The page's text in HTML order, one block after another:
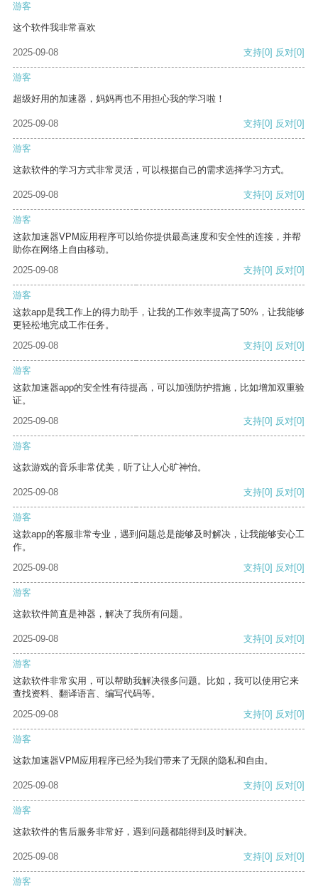
游客
这个软件我非常喜欢
2025-09-08 支持[0] 反对[0]
游客
超级好用的加速器，妈妈再也不用担心我的学习啦！
2025-09-08 支持[0] 反对[0]
游客
这款软件的学习方式非常灵活，可以根据自己的需求选择学习方式。
2025-09-08 支持[0] 反对[0]
游客
这款加速器VPM应用程序可以给你提供最高速度和安全性的连接，并帮
助你在网络上自由移动。
2025-09-08
支持[0] 反对[0]
游客
这款app是我工作上的得力助手，让我的工作效率提高了50%，让我能够
更轻松地完成工作任务。
2025-09-08
支持[0] 反对[0]
游客
这款加速器app的安全性有待提高，可以加强防护措施，比如增加双重验
证。
2025-09-08
支持[0] 反对[0]
游客
这款游戏的音乐非常优美，听了让人心旷神怡。
2025-09-08 支持[0] 反对[0]
游客
这款app的客服非常专业，遇到问题总是能够及时解决，让我能够安心工
作。
2025-09-08
支持[0] 反对[0]
游客
这款软件简直是神器，解决了我所有问题。
2025-09-08 支持[0] 反对[0]
游客
这款软件非常实用，可以帮助我解决很多问题。比如，我可以使用它来
查找资料、翻译语言、编写代码等。
2025-09-08
支持[0] 反对[0]
游客
这款加速器VPM应用程序已经为我们带来了无限的隐私和自由。
2025-09-08 支持[0] 反对[0]
游客
这款软件的售后服务非常好，遇到问题都能得到及时解决。
2025-09-08 支持[0] 反对[0]
游客